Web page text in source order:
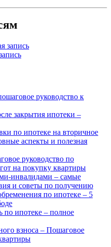
запись
руководство к
закрытия ипотеки –
по ипотеке на вторичное
аспекты и полезная
руководство по
на покупку квартиры
инвалидами – самые
и советы по получению
по ипотеке – 5
по ипотеке – полное
взноса – Пошаговое